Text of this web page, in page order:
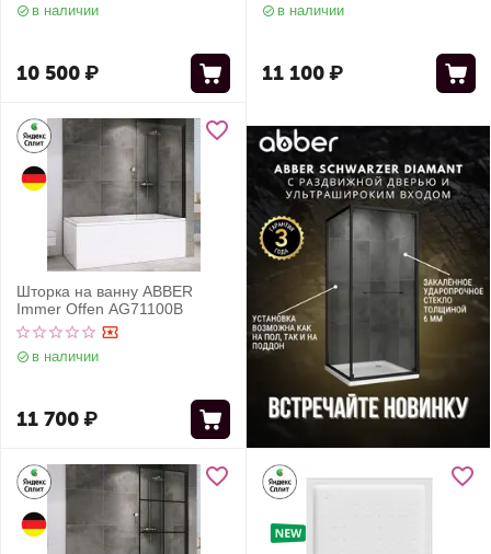
в наличии
10 500₽
в наличии
11 100₽
Шторка на ванну ABBER
Immer Offen AG71100B
в наличии
11 700₽